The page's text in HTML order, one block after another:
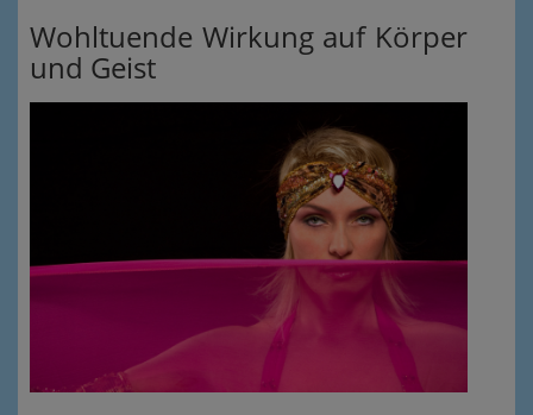
Wohltuende Wirkung auf Körper
und Geist